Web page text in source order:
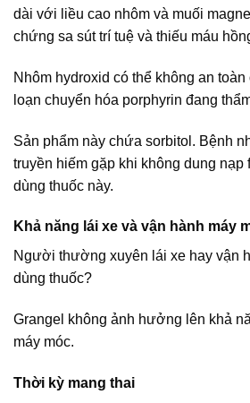
dài với liều cao nhôm và muối
chứng sa sút trí tuệ và thiếu máu
Nhôm hydroxid có thể không an
loạn chuyển hóa porphyrin đang
Sản phẩm này chứa sorbitol. Bệnh
truyền hiếm gặp khi không dung nạp
dùng thuốc này.
Khả năng lái xe và vận hành máy
Người thường xuyên lái xe hay vận
dùng thuốc?
Grangel không ảnh hưởng lên khả
máy móc.
Thời kỳ mang thai